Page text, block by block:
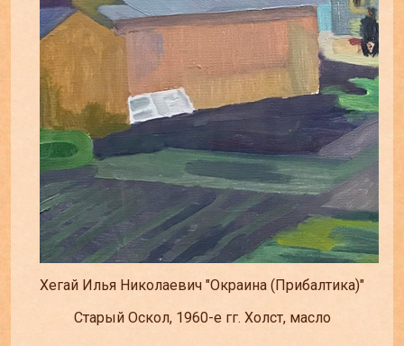
Хегай Илья Николаевич "Окраина (Прибалтика)"
Старый Оскол, 1960-е гг. Холст, масло